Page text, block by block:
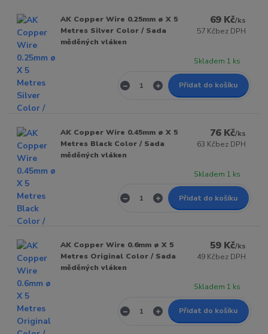
AK Copper Wire 0.25mm ø X 5
Metres Silver Color / Sada
měděných vláken
69 Kč/ks
57 Kčbez DPH
Skladem 1 ks
Přidat do košíku
AK Copper Wire 0.45mm ø X 5
Metres Black Color / Sada
měděných vláken
76 Kč/ks
63 Kčbez DPH
Skladem 1 ks
Přidat do košíku
AK Copper Wire 0.6mm ø X 5
Metres Original Color / Sada
měděných vláken
59 Kč/ks
49 Kčbez DPH
Skladem 1 ks
Přidat do košíku